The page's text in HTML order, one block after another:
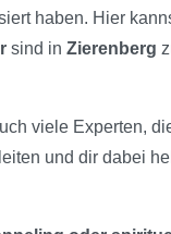
haben. Hier
sind in Zierenberg
viele Experten,
und dir dabei